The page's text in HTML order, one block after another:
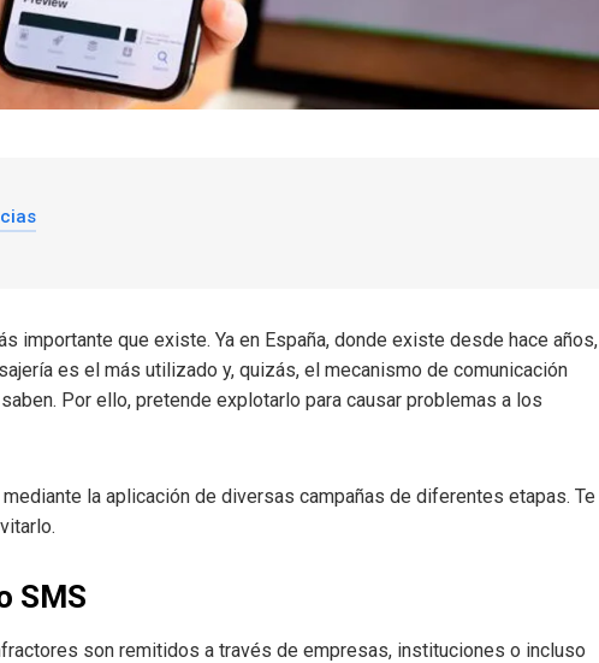
importante que existe. Ya en España, donde existe desde hace años,
es el más utilizado y, quizás, el mecanismo de comunicación
Por ello, pretende explotarlo para causar problemas a los
la aplicación de diversas campañas de diferentes etapas. Te
SMS
son remitidos a través de empresas, instituciones o incluso